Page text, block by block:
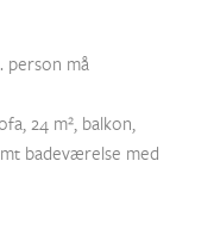
person må
24 m², balkon,
badeværelse med